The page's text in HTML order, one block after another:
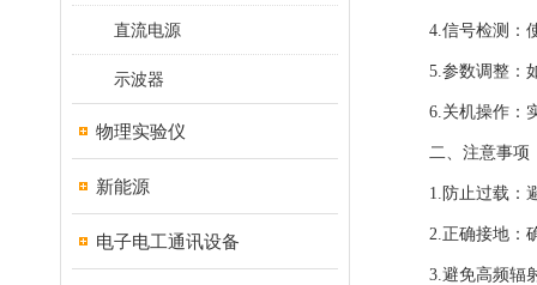
直流电源
示波器
物理实验仪
新能源
电子电工通讯设备
4.信号检测：使
5.参数调整：如
6.关机操作：实
二、注意事项
1.防止过载：避
2.正确接地：确
3.避免高频辐射